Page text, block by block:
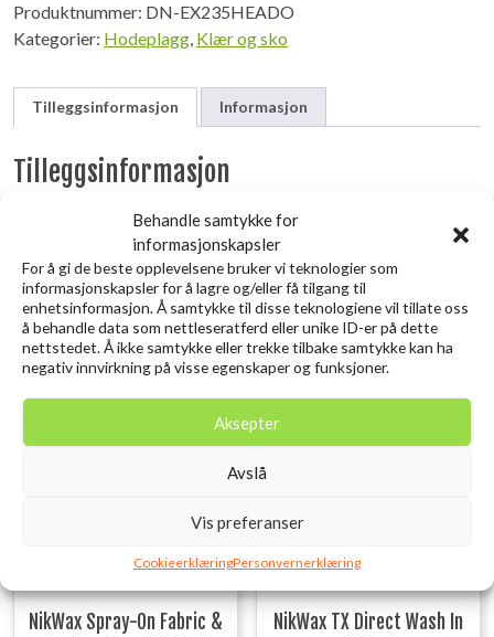
Behandle samtykke for
informasjonskapsler
For å gi de beste opplevelsene bruker vi teknologier som
informasjonskapsler for å lagre og/eller få tilgang til
enhetsinformasjon. Å samtykke til disse teknologiene vil tillate oss
å behandle data som nettleseratferd eller unike ID-er på dette
nettstedet. Å ikke samtykke eller trekke tilbake samtykke kan ha
negativ innvirkning på visse egenskaper og funksjoner.
Aksepter
Avslå
Vis preferanser
CookieerklæringPersonvernerklæring
Black
antall
Produktnummer: DN-EX235HEADO
Kategorier: Hodeplagg, Klær og sko
Tilleggsinformasjon Informasjon
Tilleggsinformasjon
Relaterte produkter
NikWax Spray-On Fabric &
NikWax TX Direct Wash In